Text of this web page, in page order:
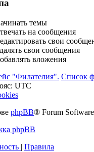
темы
на сообщения
свои
свои сообщения
вложения
"Филателия". Список
UTC
phpBB® Forum
phpBB
| Правила